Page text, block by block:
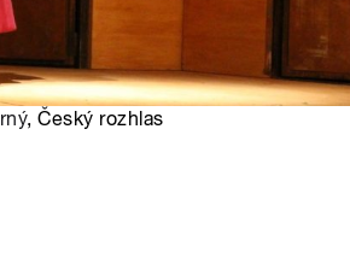
, Český rozhlas